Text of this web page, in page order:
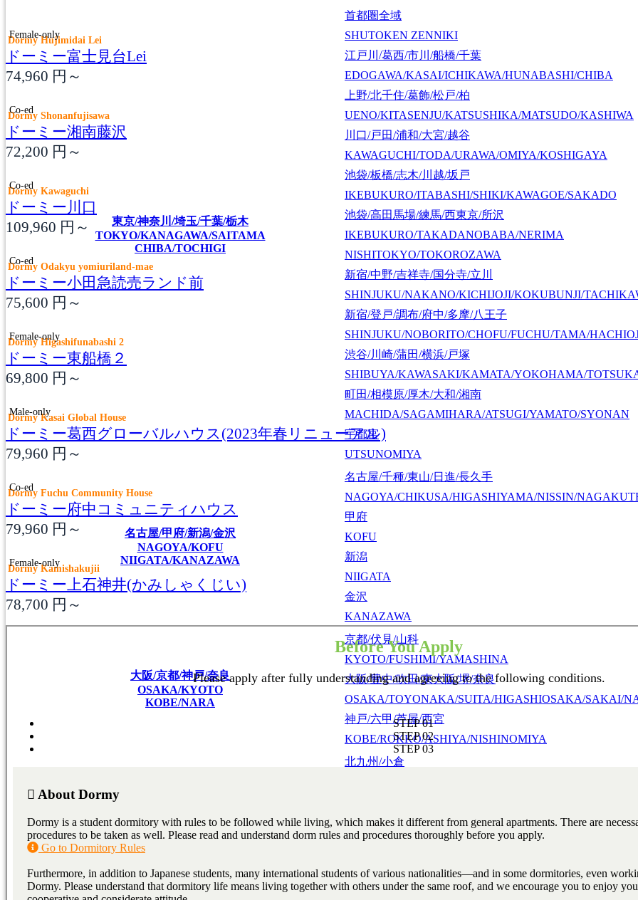
東京/神奈川/埼玉/千葉/栃木
TOKYO/KANAGAWA/SAITAMA
CHIBA/TOCHIGI
首都圏全域
SHUTOKEN ZENNIKI
江戸川/葛西/市川/船橋/千葉
EDOGAWA/KASAI/ICHIKAWA/HUNABASHI/CHIBA
上野/北千住/葛飾/松戸/柏
UENO/KITASENJU/KATSUSHIKA/MATSUDO/KASHIWA
川口/戸田/浦和/大宮/越谷
KAWAGUCHI/TODA/URAWA/OMIYA/KOSHIGAYA
池袋/板橋/志木/川越/坂戸
IKEBUKURO/ITABASHI/SHIKI/KAWAGOE/SAKADO
池袋/高田馬場/練馬/西東京/所沢
IKEBUKURO/TAKADANOBABA/NERIMA
NISHITOKYO/TOKOROZAWA
新宿/中野/吉祥寺/国分寺/立川
SHINJUKU/NAKANO/KICHIJOJI/KOKUBUNJI/
新宿/登戸/調布/府中/多摩/八王子
SHINJUKU/NOBORITO/CHOFU/FUCHU/TAMA/
渋谷/川崎/蒲田/横浜/戸塚
SHIBUYA/KAWASAKI/KAMATA/YOKOHAMA/
町田/相模原/厚木/大和/湘南
MACHIDA/SAGAMIHARA/ATSUGI/YAMATO/SYONAN
宇都宮
UTSUNOMIYA
名古屋/甲府/新潟/金沢
NAGOYA/KOFU
NIIGATA/KANAZAWA
名古屋/千種/東山/日進/長久手
NAGOYA/CHIKUSA/HIGASHIYAMA/NISSIN/
甲府
KOFU
新潟
NIIGATA
金沢
KANAZAWA
大阪/京都/神戸/奈良
OSAKA/KYOTO
KOBE/NARA
京都/伏見/山科
KYOTO/FUSHIMI/YAMASHINA
大阪/豊中/吹田/東大阪/堺/奈良
OSAKA/TOYONAKA/SUITA/HIGASHIOSAKA/SAKAI/
神戸/六甲/芦屋/西宮
KOBE/ROKKO/ASHIYA/NISHINOMIYA
FUKUOKA/KUMAMOTO
北九州/小倉
FUKUOKA/HAKATA/TENJIN/ITO/DAZAIFU
熊本KUMAMOTO、鹿児島KAGOSHIMA
広島
HIROSHIMA/HIROSHIMA-EKI/UJINA
Female-only
Dormy Hujimidai Lei
ドーミー富士見台Lei
74,960 円～
Co-ed
Dormy Shonanfujisawa
ドーミー湘南藤沢
72,200 円～
Co-ed
Dormy Kawaguchi
ドーミー川口
109,960 円～
Co-ed
Dormy Odakyu yomiuriland-mae
ドーミー小田急読売ランド前
75,600 円～
Female-only
Dormy Higashifunabashi 2
ドーミー東船橋２
69,800 円～
Male-only
Dormy Kasai Global House
ドーミー葛西グローバルハウス(2023年春リニューアル)
79,960 円～
Co-ed
Dormy Fuchu Community House
ドーミー府中コミュニティハウス
79,960 円～
Female-only
Dormy Kamishakujii
ドーミー上石神井(かみしゃくじい)
78,700 円～